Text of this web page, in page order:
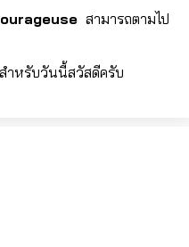
สามารถตามไป
สำหรับวันนี้สวัสดีครับ